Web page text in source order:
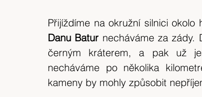
Přijíždíme na okružní silnici
Danu Batur necháváme za zády.
černým kráterem, a pak už
necháváme po několika
kameny by mohly způsobit